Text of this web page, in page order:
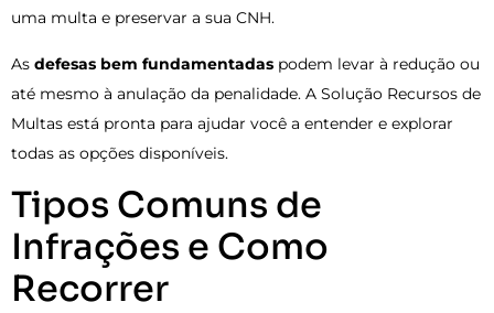
uma multa e preservar a sua CNH.
As defesas bem fundamentadas podem levar à redução ou
até mesmo à anulação da penalidade. A Solução Recursos de
Multas está pronta para ajudar você a entender e explorar
todas as opções disponíveis.
Tipos Comuns de
Infrações e Como
Recorrer